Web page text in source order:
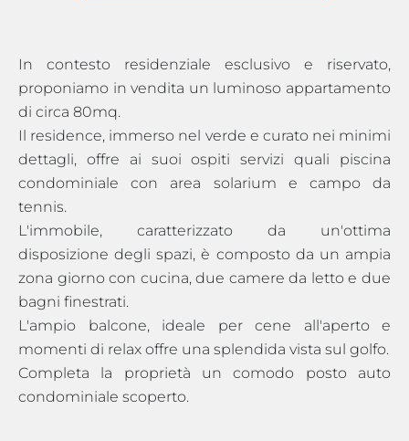
In contesto residenziale esclusivo e riservato,
proponiamo in vendita un luminoso appartamento
di circa 80mq.
Il residence, immerso nel verde e curato nei minimi
dettagli, offre ai suoi ospiti servizi quali piscina
condominiale con area solarium e campo da
tennis.
L'immobile, caratterizzato da un'ottima
disposizione degli spazi, è composto da un ampia
zona giorno con cucina, due camere da letto e due
bagni finestrati.
L'ampio balcone, ideale per cene all'aperto e
momenti di relax offre una splendida vista sul golfo.
Completa la proprietà un comodo posto auto
condominiale scoperto.